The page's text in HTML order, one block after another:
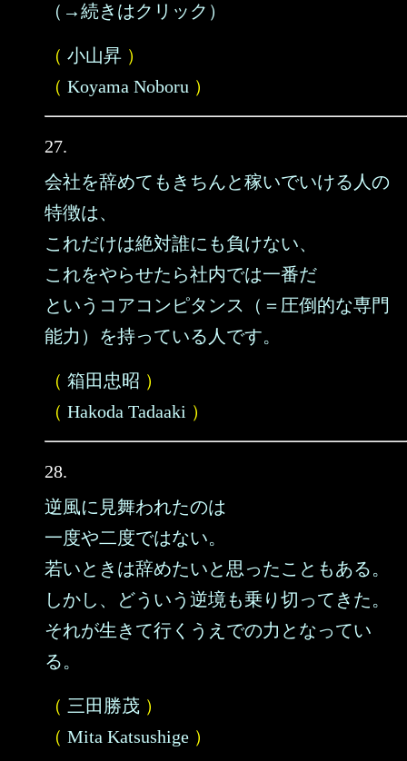
（→続きはクリック）
（ 小山昇 ）
（ Koyama Noboru ）
27.
会社を辞めてもきちんと稼いでいける人の
特徴は、
これだけは絶対誰にも負けない、
これをやらせたら社内では一番だ
というコアコンピタンス（＝圧倒的な専門
能力）を持っている人です。
（ 箱田忠昭 ）
（ Hakoda Tadaaki ）
28.
逆風に見舞われたのは
一度や二度ではない。
若いときは辞めたいと思ったこともある。
しかし、どういう逆境も乗り切ってきた。
それが生きて行くうえでの力となってい
る。
（ 三田勝茂 ）
（ Mita Katsushige ）